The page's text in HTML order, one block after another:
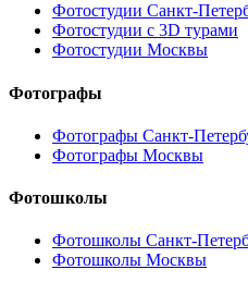
Фотостудии Санкт-
Фотостудии с 3D турами
Фотостудии Москвы
Фотографы
Фотографы Санкт-
Фотографы Москвы
Фотошколы
Фотошколы Санкт-
Фотошколы Москвы